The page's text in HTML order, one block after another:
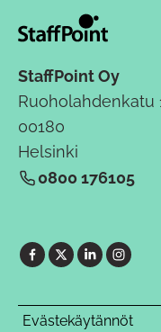
StaffPoint Oy
Ruoholahdenkatu
00180
Helsinki
0800 176105
Evästekäytännöt